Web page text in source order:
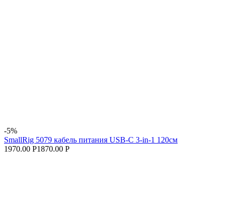
-5%
SmallRig 5079 кабель питания USB-C 3-in-1 120см
1970.00 Р1870.00 Р